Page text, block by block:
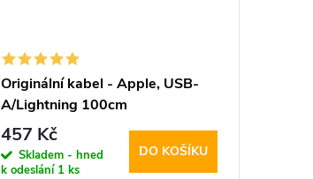
Originální kabel - Apple, USB-
A/Lightning 100cm
457 Kč
Skladem - hned
k odeslání 1 ks
DO KOŠÍKU